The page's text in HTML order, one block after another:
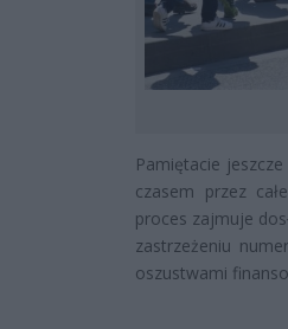
Pamiętacie
czasem przez
proces zajmuje
zastrzeżeniu
oszustwami